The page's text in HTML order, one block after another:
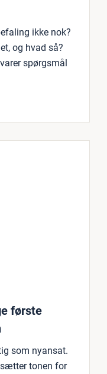
ikke nok?
og hvad så?
spørgsmål
første
som nyansat.
tonen for